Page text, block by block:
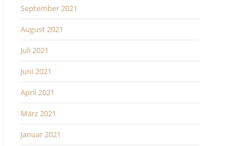
September 2021
August 2021
Juli 2021
Juni 2021
April 2021
März 2021
Januar 2021